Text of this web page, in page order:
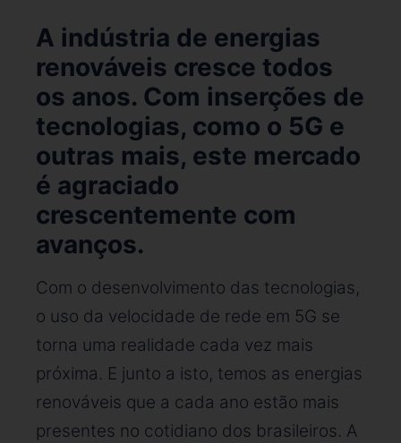
A indústria de energias
renováveis cresce todos
os anos. Com inserções de
tecnologias, como o 5G e
outras mais, este mercado
é agraciado
crescentemente com
avanços.
Com o desenvolvimento das tecnologias,
o uso da velocidade de rede em 5G se
torna uma realidade cada vez mais
próxima. E junto a isto, temos as energias
renováveis que a cada ano estão mais
presentes no cotidiano dos brasileiros. A